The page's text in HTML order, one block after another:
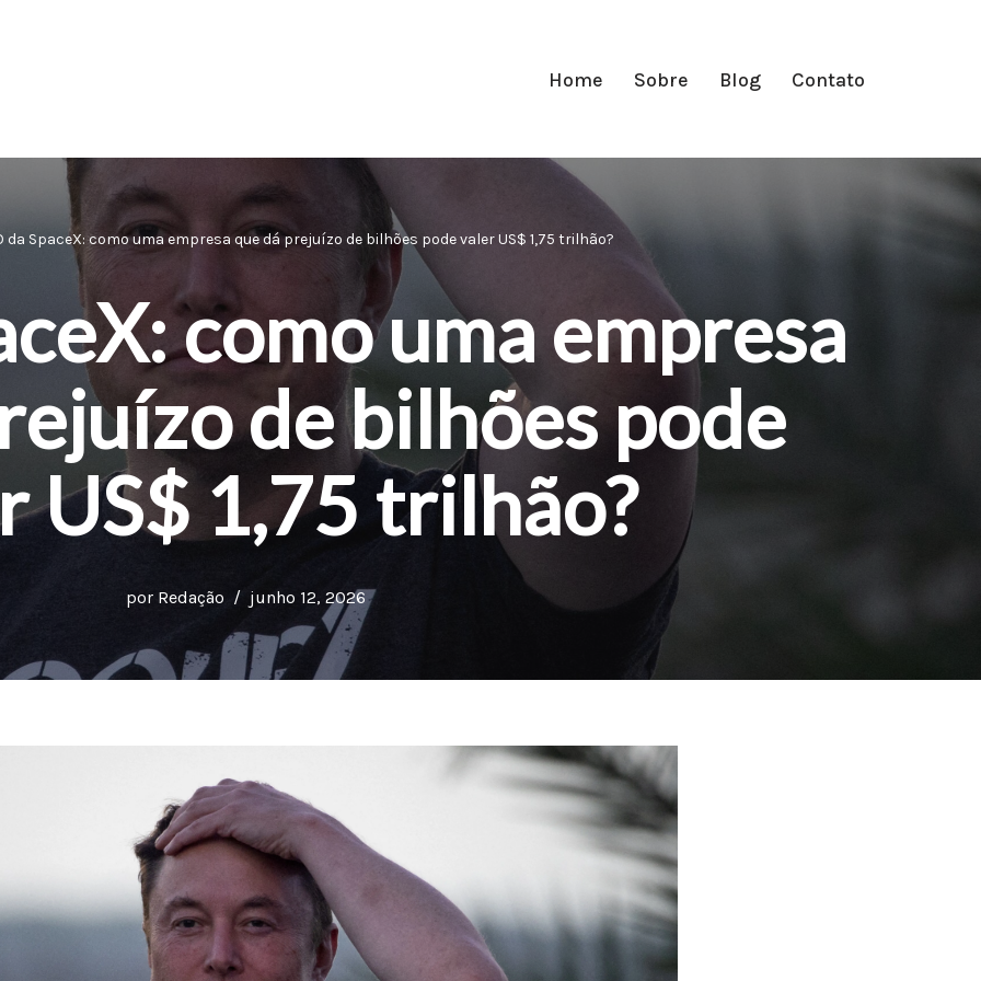
Home Sobre Blog Contato
da SpaceX: como uma empresa que dá prejuízo de bilhões pode valer US$ 1,75 trilhão?
como uma empresa
de bilhões pode
US$ 1,75 trilhão?
por Redação junho 12, 2026